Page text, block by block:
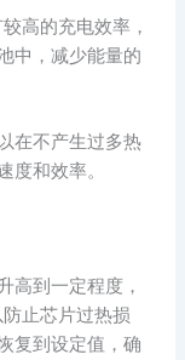
高的充电效率，
中，减少能量的
在不产生过多热
度和效率。
高到一定程度，
止芯片过热损
复到设定值，确